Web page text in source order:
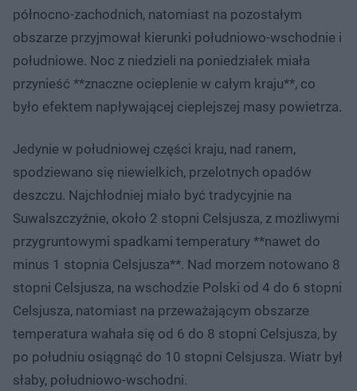
północno-zachodnich, natomiast na pozostałym
obszarze przyjmował kierunki południowo-wschodnie i
południowe. Noc z niedzieli na poniedziałek miała
przynieść **znaczne ocieplenie w całym kraju**, co
było efektem napływającej cieplejszej masy powietrza.
Jedynie w południowej części kraju, nad ranem,
spodziewano się niewielkich, przelotnych opadów
deszczu. Najchłodniej miało być tradycyjnie na
Suwalszczyźnie, około 2 stopni Celsjusza, z możliwymi
przygruntowymi spadkami temperatury **nawet do
minus 1 stopnia Celsjusza**. Nad morzem notowano 8
stopni Celsjusza, na wschodzie Polski od 4 do 6 stopni
Celsjusza, natomiast na przeważającym obszarze
temperatura wahała się od 6 do 8 stopni Celsjusza, by
po południu osiągnąć do 10 stopni Celsjusza. Wiatr był
słaby, południowo-wschodni.